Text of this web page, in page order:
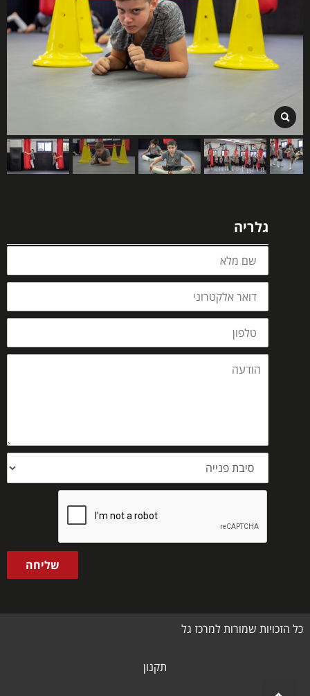
גלריה
שם
מלא
דואר
אלקטרוני
טלפון
הודעה
סיבת
פנייה
שליחה
כל הזכויות שמורות למרכז גל
תקנון